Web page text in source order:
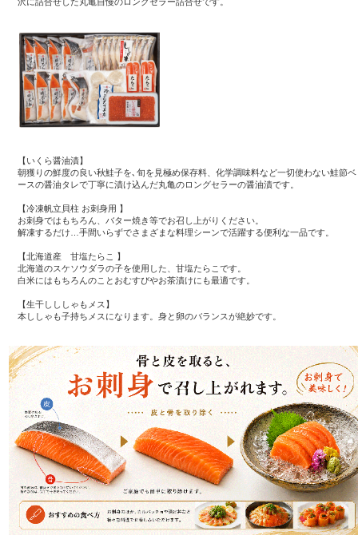
【いくら醤油漬】
朝獲りの鮮度の良い秋鮭子を､旬を見極め保存料、化学調味料など一切使わない鮭節ベ
ースの醤油タレで丁寧に漬け込んだ丸亀のロングセラーの醤油漬です。
【冷凍帆立貝柱 お刺身用 】
お刺身ではもちろん、バター焼き等でお召し上がりください。
解凍するだけ…手間いらずでさまざまな料理シーンで活躍する便利な一品です。
【北海道産 甘塩たらこ 】
北海道のスケソウダラの子を使用した、甘塩たらこです。
白米にはもちろんのことおむすびやお茶漬けにも最適です。
【生干しししゃもメス】
本ししゃも子持ちメスになります。身と卵のバランスが絶妙です。